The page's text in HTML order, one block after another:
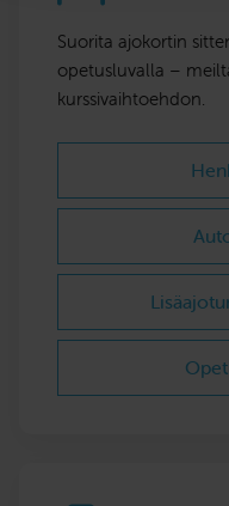
Suorita ajokortin
opetusluvalla –
kurssivaihtoehdon.